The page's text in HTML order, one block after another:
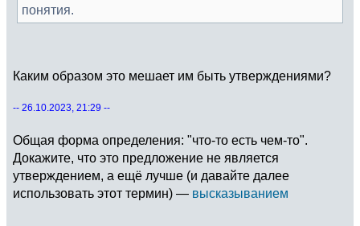
понятия.
Каким образом это мешает им быть утверждениями?
-- 26.10.2023, 21:29 --
Общая форма определения: "что-то есть чем-то".
Докажите, что это предложение не является
утверждением, а ещё лучше (и давайте далее
использовать этот термин) — высказыванием